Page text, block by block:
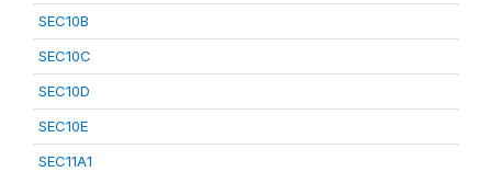
SEC10B
SEC10C
SEC10D
SEC10E
SEC11A1